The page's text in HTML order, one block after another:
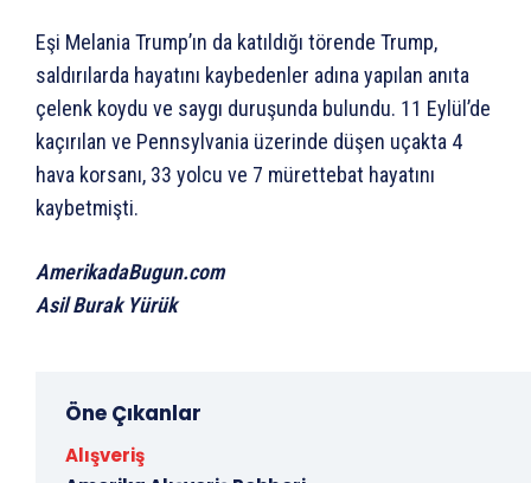
Eşi Melania Trump’ın da katıldığı törende Trump,
saldırılarda hayatını kaybedenler adına yapılan anıta
çelenk koydu ve saygı duruşunda bulundu. 11 Eylül’de
kaçırılan ve Pennsylvania üzerinde düşen uçakta 4
hava korsanı, 33 yolcu ve 7 mürettebat hayatını
kaybetmişti.
AmerikadaBugun.com
Asil Burak Yürük
Öne Çıkanlar
Alışveriş